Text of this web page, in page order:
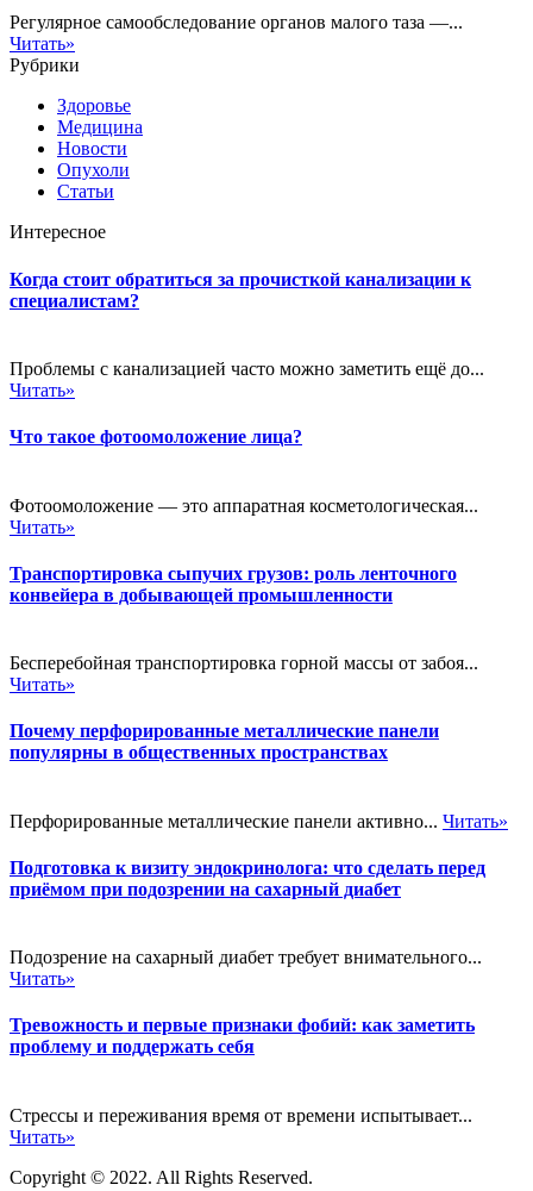
Регулярное самообследование органов малого таза —...
Читать»
Рубрики
Здоровье
Медицина
Новости
Опухоли
Статьи
Интересное
Когда стоит обратиться за прочисткой канализации к
специалистам?
Проблемы с канализацией часто можно заметить ещё до...
Читать»
Что такое фотоомоложение лица?
Фотоомоложение — это аппаратная косметологическая...
Читать»
Транспортировка сыпучих грузов: роль ленточного
конвейера в добывающей промышленности
Бесперебойная транспортировка горной массы от забоя...
Читать»
Почему перфорированные металлические панели
популярны в общественных пространствах
Перфорированные металлические панели активно... Читать»
Подготовка к визиту эндокринолога: что сделать перед
приёмом при подозрении на сахарный диабет
Подозрение на сахарный диабет требует внимательного...
Читать»
Тревожность и первые признаки фобий: как заметить
проблему и поддержать себя
Стрессы и переживания время от времени испытывает...
Читать»
Copyright © 2022. All Rights Reserved.